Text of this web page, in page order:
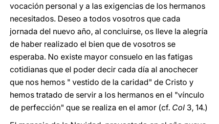
vocación personal y a las exigencias de los hermanos
necesitados. Deseo a todos vosotros que cada
jornada del nuevo año, al concluirse, os lleve la alegría
de haber realizado el bien que de vosotros se
esperaba. No existe mayor consuelo en las fatigas
cotidianas que el poder decir cada día al anochecer
que nos hemos " vestido de la caridad" de Cristo y
hemos tratado de servir a los hermanos en el "vínculo
de perfección" que se realiza en el amor (cf. Col 3, 14.)